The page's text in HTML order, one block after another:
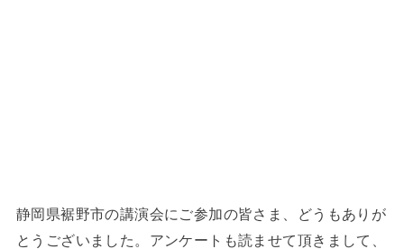
静岡県裾野市の講演会にご参加の皆さま、どうもありが
とうございました。アンケートも読ませて頂きまして、